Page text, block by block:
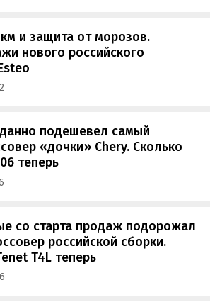
и защита от морозов.
нового российского
подешевел самый
«дочки» Chery. Сколько
теперь
со старта продаж подорожал
российской сборки.
T4L теперь